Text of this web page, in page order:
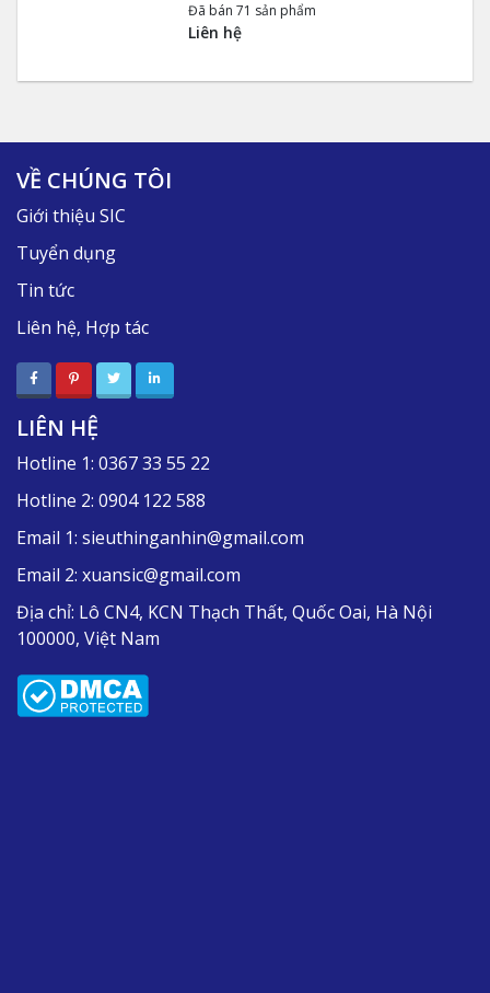
Đã bán 71 sản phẩm
Liên hệ
VỀ CHÚNG TÔI
Giới thiệu SIC
Tuyển dụng
Tin tức
Liên hệ, Hợp tác
LIÊN HỆ
Hotline 1: 0367 33 55 22
Hotline 2: 0904 122 588
Email 1: sieuthinganhin@gmail.com
Email 2: xuansic@gmail.com
Địa chỉ: Lô CN4, KCN Thạch Thất, Quốc Oai, Hà Nội
100000, Việt Nam